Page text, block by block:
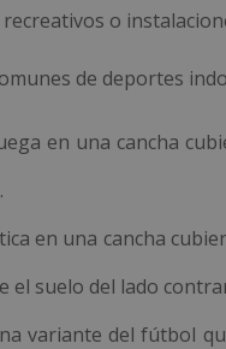
o
de deportes
en una cancha
en una cancha
el suelo del lado
variante del fútbol